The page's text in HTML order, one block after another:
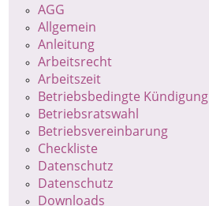
AGG
Allgemein
Anleitung
Arbeitsrecht
Arbeitszeit
Betriebsbedingte Kündigung
Betriebsratswahl
Betriebsvereinbarung
Checkliste
Datenschutz
Datenschutz
Downloads